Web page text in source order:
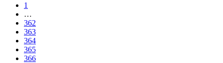
1
…
362
363
364
365
366